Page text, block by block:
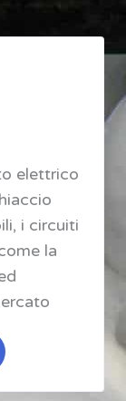
elettrico
i circuiti
la